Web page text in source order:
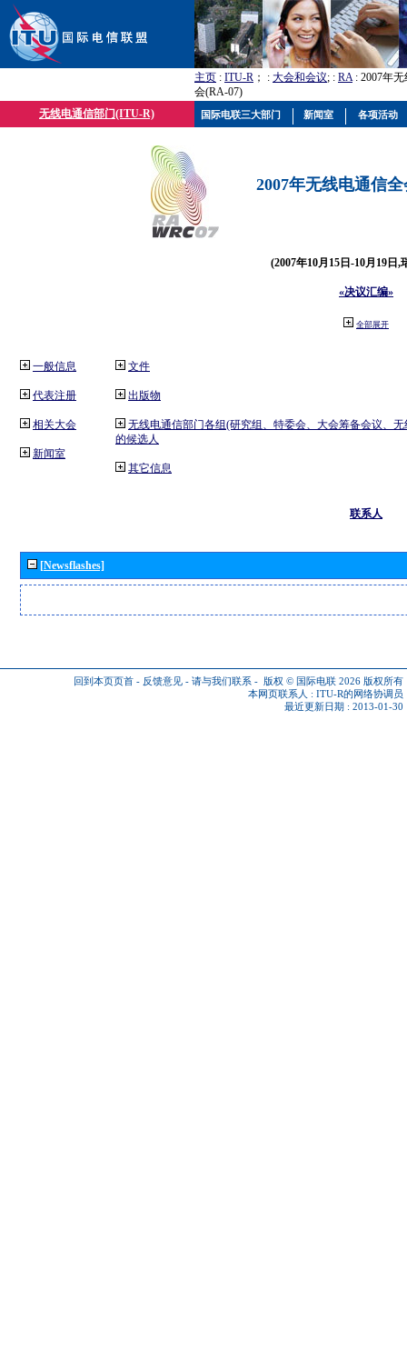
主页 : ITU-R ； : 大会和会议; : RA: 2007年
会(RA-07)
无线电通信部门(ITU-R)
2007年无线电通信
(2007年10月15日-10月19日,
«决议汇编»
全部展开
一般信息
代表注册
相关大会
新闻室
文件
出版物
无线电通信部门各组(研究组、特委会、大会筹备会议、
的候选人
其它信息
联系人
[Newsflashes]
回到本页页首 - 反馈意见 - 请与我们联系 - 版权 © 国际电联 2026 版权所有
本网页联系人 : ITU-R的网络协调员
最近更新日期 : 2013-01-30
国际电联三大部门 新闻室 各项活动